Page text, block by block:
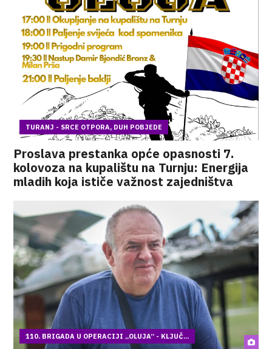
TURANJ - SRCE OTPORA, DUH POBJEDE
Proslava prestanka opće opasnosti 7.
kolovoza na kupalištu na Turnju: Energija
mladih koja ističe važnost zajedništva
110. BRIGADA U OPERACIJI „OLUJA“ - KLJUČ...